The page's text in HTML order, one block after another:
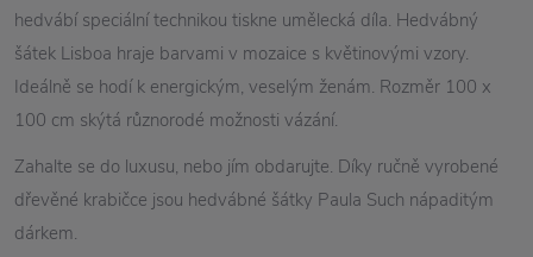
hedvábí speciální technikou tiskne umělecká díla. Hedvábný
šátek Lisboa hraje barvami v mozaice s květinovými vzory.
Ideálně se hodí k energickým, veselým ženám. Rozměr 100 x
100 cm skýtá různorodé možnosti vázání.
Zahalte se do luxusu, nebo jím obdarujte. Díky ručně vyrobené
dřevěné krabičce jsou hedvábné šátky Paula Such nápaditým
dárkem.